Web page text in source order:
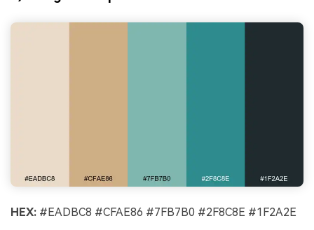
HEX: #EADBC8 #CFAE86 #7FB7B0 #2F8C8E #1F2A2E